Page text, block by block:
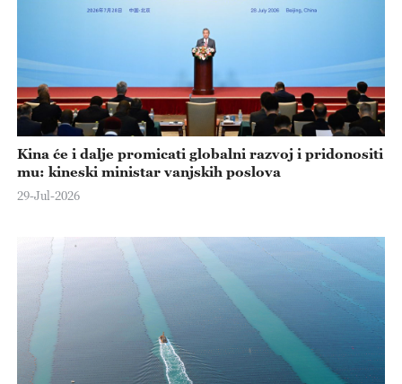
Kina će i dalje promicati globalni razvoj i pridonositi
mu: kineski ministar vanjskih poslova
29-Jul-2026